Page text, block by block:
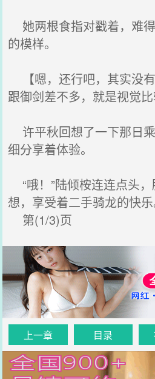
她两根食指对戳着，难
的模样。
【嗯，还行吧，其实没有
跟御剑差不多，就是视觉比
许平秋回想了一下那日
细分享着体验。
“哦！”陆倾桉连连点头
想，享受着二手骑龙的快乐
第(1/3)页
上一章 目录